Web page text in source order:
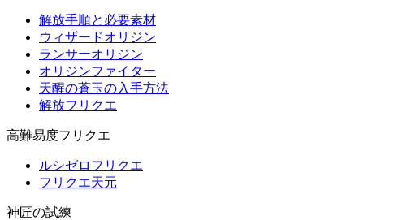
解放手順と必要素材
ウィザードオリジン
ランサーオリジン
オリジンファイター
天醒の蒼玉の入手方法
解放フリクエ
高難易度フリクエ
ルシゼロフリクエ
フリクエ天元
神匠の試練